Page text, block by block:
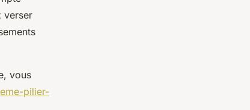
verser
vous
pilier-